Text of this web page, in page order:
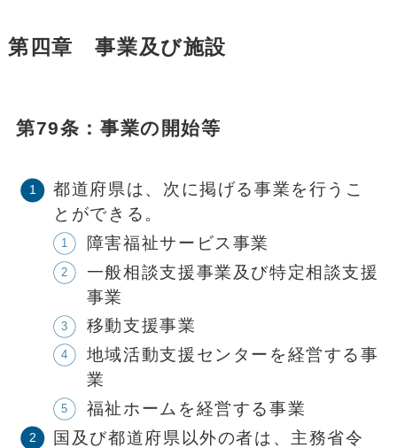
第四章 事業及び施設
第79条：事業の開始等
都道府県は、次に掲げる事業を行うこ
とができる。
障害福祉サービス事業
一般相談支援事業及び特定相談支援
事業
移動支援事業
地域活動支援センターを経営する事
業
福祉ホームを経営する事業
国及び都道府県以外の者は、主務省令